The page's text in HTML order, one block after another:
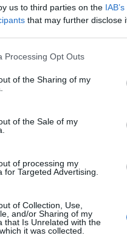
us to third parties on the
that may further disclose
website/app uses one or more
or usage behaviour. You
to Google and its third-party
specified purposes in below
Processing Opt Outs
of the Sharing of my
of the Sale of my
of processing my
for Targeted Advertising.
of Collection, Use,
and/or Sharing of my
that Is Unrelated with the
it was collected.
της Ζωής μας
οι αυθεντικές ιστορίες,